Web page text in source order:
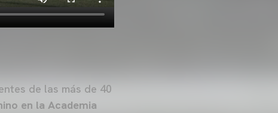
de las más de 40
en la Academia